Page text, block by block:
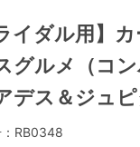
イダル用】
グルメ（コ
デス＆ジュ
RB0348